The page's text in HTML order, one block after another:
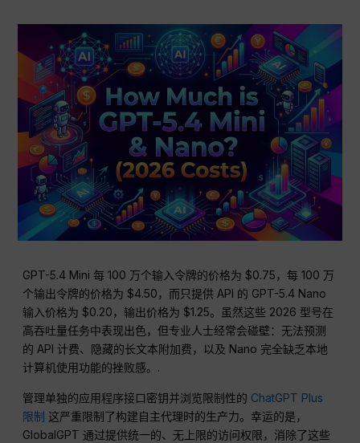
GPT-5.4 Mini 每 100 万个输入令牌的价格为 $0.75，每 100 万
个输出令牌的价格为 $4.50，而只提供 API 的 GPT-5.4 Nano
输入价格为 $0.20，输出价格为 $1.25。虽然这些 2026 型号在
高吞吐量任务中表现出色，但专业人士经常会碰壁：无法预测
的 API 计费、隐藏的长文本附加费，以及 Nano 完全缺乏本地
计算机使用功能的挫败感。.
管理单独的应用程序接口密钥并浏览限制性的 ChatGPT Plus
限制 这严重限制了构建自主代理时的生产力。幸运的是，
GlobalGPT 通过提供统一的、无上限的访问权限，消除了这些